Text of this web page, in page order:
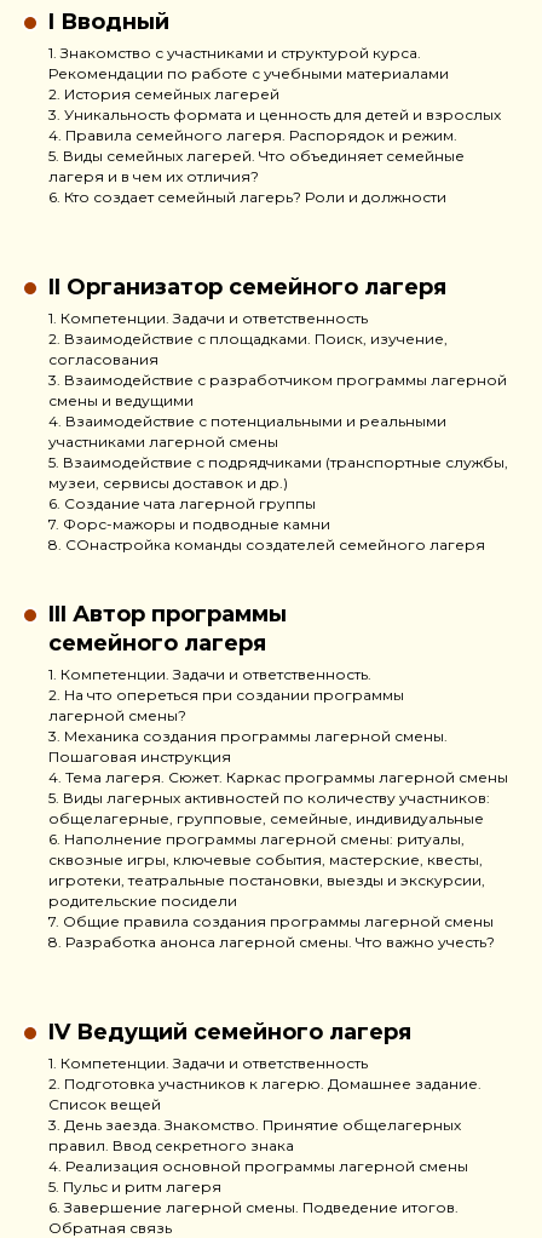
I Вводный
1. Знакомство с участниками и структурой курса.
Рекомендации по работе с учебными материалами
2. История семейных лагерей
3. Уникальность формата и ценность для детей и взрослых
4. Правила семейного лагеря. Распорядок и режим.
5. Виды семейных лагерей. Что объединяет семейные
лагеря и в чем их отличия?
6. Кто создает семейный лагерь? Роли и должности
II Организатор семейного лагеря
1. Компетенции. Задачи и ответственность
2. Взаимодействие с площадками. Поиск, изучение,
согласования
3. Взаимодействие с разработчиком программы лагерной
смены и ведущими
4. Взаимодействие с потенциальными и реальными
участниками лагерной смены
5. Взаимодействие с подрядчиками (транспортные службы,
музеи, сервисы доставок и др.)
6. Создание чата лагерной группы
7. Форс-мажоры и подводные камни
8. СОнастройка команды создателей семейного лагеря
III Автор программы
семейного лагеря
1. Компетенции. Задачи и ответственность.
2. На что опереться при создании программы
лагерной смены?
3. Механика создания программы лагерной смены.
Пошаговая инструкция
4. Тема лагеря. Сюжет. Каркас программы лагерной смены
5. Виды лагерных активностей по количеству участников:
общелагерные, групповые, семейные, индивидуальные
6. Наполнение программы лагерной смены: ритуалы,
сквозные игры, ключевые события, мастерские, квесты,
игротеки, театральные постановки, выезды и экскурсии,
родительские посидели
7. Общие правила создания программы лагерной смены
8. Разработка анонса лагерной смены. Что важно учесть?
IV Ведущий семейного лагеря
1. Компетенции. Задачи и ответственность
2. Подготовка участников к лагерю. Домашнее задание.
Список вещей
3. День заезда. Знакомство. Принятие общелагерных
правил. Ввод секретного знака
4. Реализация основной программы лагерной смены
5. Пульс и ритм лагеря
6. Завершение лагерной смены. Подведение итогов.
Обратная связь